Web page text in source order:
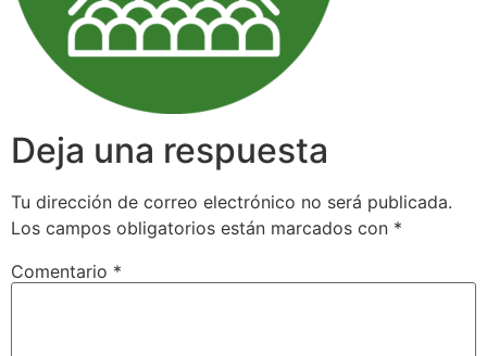
Deja una respuesta
Tu dirección de correo electrónico no será publicada.
Los campos obligatorios están marcados con *
Comentario *